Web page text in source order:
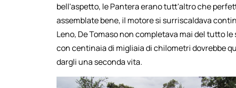
bell'aspetto, le Pantera erano tutt'altro che
assemblate bene, il motore si surriscaldava
Leno, De Tomaso non completava mai del tutto
con centinaia di migliaia di chilometri dovrebbe
dargli una seconda vita.